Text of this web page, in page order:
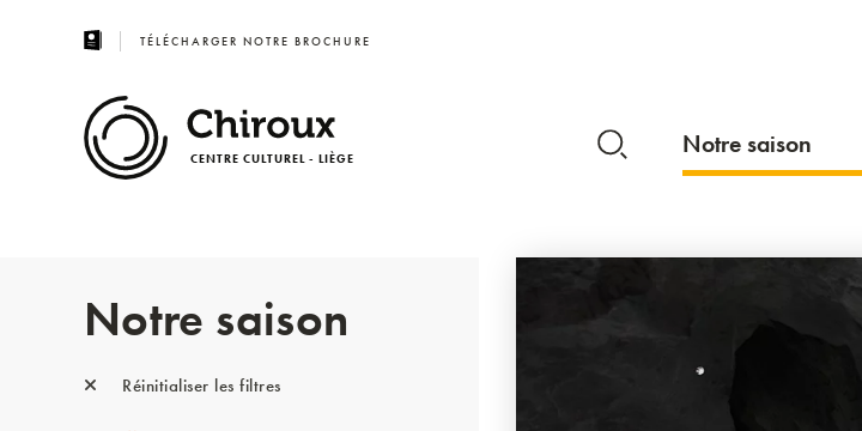
TÉLÉCHARGER NOTRE BROCHURE
CENTRE CULTUREL - LIÈGE Notre saison
Notre saison
Réinitialiser les filtres